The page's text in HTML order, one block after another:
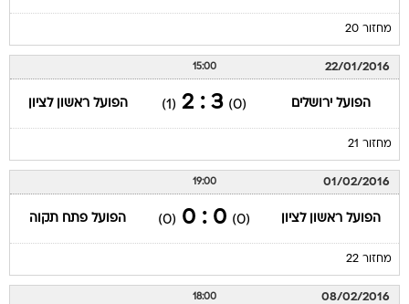
מחזור 20
22/01/2016
15:00
הפועל ירושלים (0)
3 : 2
(1) הפועל ראשון לציון
מחזור 21
01/02/2016
19:00
הפועל ראשון לציון (0)
0 : 0
(0) הפועל פתח תקוה
מחזור 22
08/02/2016
18:00